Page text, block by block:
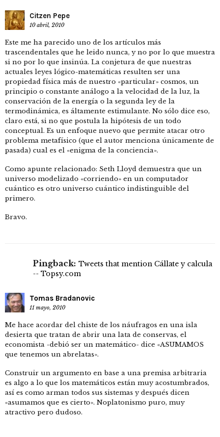
Citzen Pepe
10 abril, 2010
Este me ha parecido uno de los artículos más
trascendentales que he leido nunca, y no por lo que muestra
si no por lo que insinúa. La conjetura de que nuestras
actuales leyes lógico-matemáticas resulten ser una
propiedad física más de nuestro «particular» cosmos, un
principio o constante análogo a la velocidad de la luz, la
conservación de la energía o la segunda ley de la
termodinámica, es áltamente estimulante. No sólo dice eso,
claro está, si no que postula la hipótesis de un todo
conceptual. Es un enfoque nuevo que permite atacar otro
problema metafísico (que el autor menciona únicamente de
pasada) cual es el «enigma de la conciencia».
Como apunte relacionado: Seth Lloyd demuestra que un
universo modelizado «corriendo» en un computador
cuántico es otro universo cuántico indistinguible del
primero.
Bravo.
Pingback: Tweets that mention Cállate y calcula
-- Topsy.com
Tomas Bradanovic
11 mayo, 2010
Me hace acordar del chiste de los náufragos en una isla
desierta que tratan de abrir una lata de conservas, el
economista -debió ser un matemático- dice «ASUMAMOS
que tenemos un abrelatas».
Construir un argumento en base a una premisa arbitraria
es algo a lo que los matemáticos están muy acostumbrados,
así es como arman todos sus sistemas y después dicen
«asumamos que es cierto». Noplatonismo puro, muy
atractivo pero dudoso.